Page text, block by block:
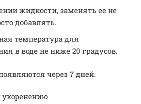
жидкости, заменять ее не
добавлять.
температура для
в воде не ниже 20 градусов.
через 7 дней.
укоренению